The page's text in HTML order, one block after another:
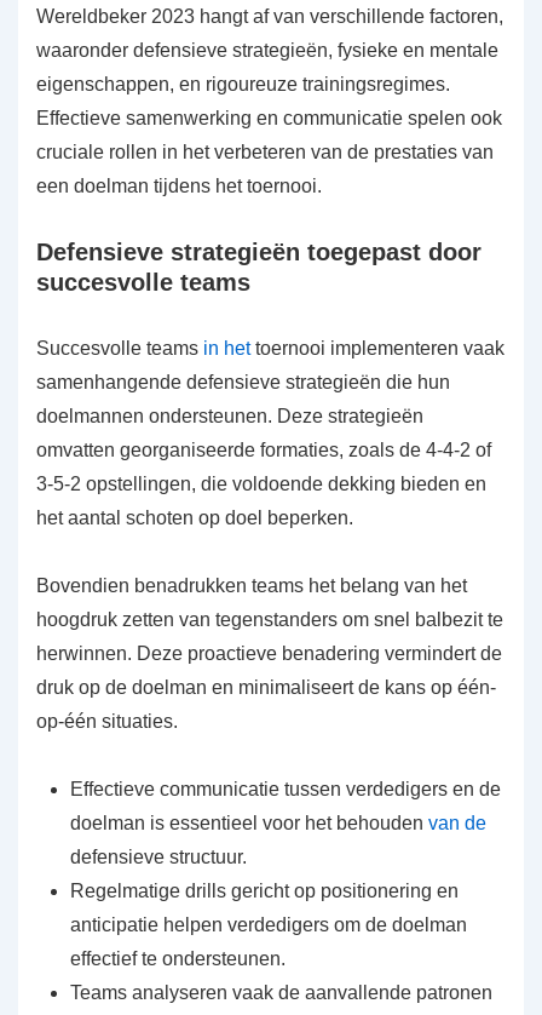
Wereldbeker 2023 hangt af van verschillende factoren,
waaronder defensieve strategieën, fysieke en mentale
eigenschappen, en rigoureuze trainingsregimes.
Effectieve samenwerking en communicatie spelen ook
cruciale rollen in het verbeteren van de prestaties van
een doelman tijdens het toernooi.
Defensieve strategieën toegepast door
succesvolle teams
Succesvolle teams in hettoernooi implementeren vaak
samenhangende defensieve strategieën die hun
doelmannen ondersteunen. Deze strategieën
omvatten georganiseerde formaties, zoals de 4-4-2 of
3-5-2 opstellingen, die voldoende dekking bieden en
het aantal schoten op doel beperken.
Bovendien benadrukken teams het belang van het
hoogdruk zetten van tegenstanders om snel balbezit te
herwinnen. Deze proactieve benadering vermindert de
druk op de doelman en minimaliseert de kans op één-
op-één situaties.
Effectieve communicatie tussen verdedigers en de
doelman is essentieel voor het behouden van de
defensieve structuur.
Regelmatige drills gericht op positionering en
anticipatie helpen verdedigers om de doelman
effectief te ondersteunen.
Teams analyseren vaak de aanvallende patronen